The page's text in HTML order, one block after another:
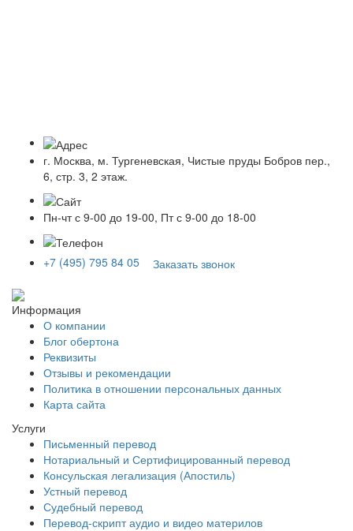
г. Москва, м. Тургеневская, Чистые пруды Бобров пер.,
6, стр. 3, 2 этаж.
Пн-чт с 9-00 до 19-00, Пт с 9-00 до 18-00
+7 (495) 795 84 05 Заказать звонок
Информация
О компании
Блог обертона
Реквизиты
Отзывы и рекомендации
Политика в отношении персональных данных
Карта сайта
Услуги
Письменный перевод
Нотариальный и Сертифицированный перевод
Консульская легализация (Апостиль)
Устный перевод
Судебный перевод
Перевод-скрипт аудио и видео материлов